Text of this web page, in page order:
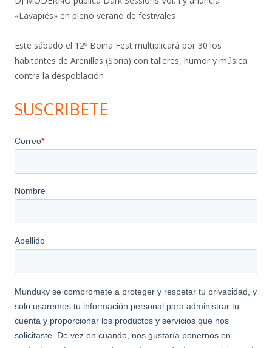
«Lavapiés» en pleno verano de festivales
Este sábado el 12º Boina Fest multiplicará por 30 los
habitantes de Arenillas (Soria) con talleres, humor y música
contra la despoblación
SUSCRIBETE